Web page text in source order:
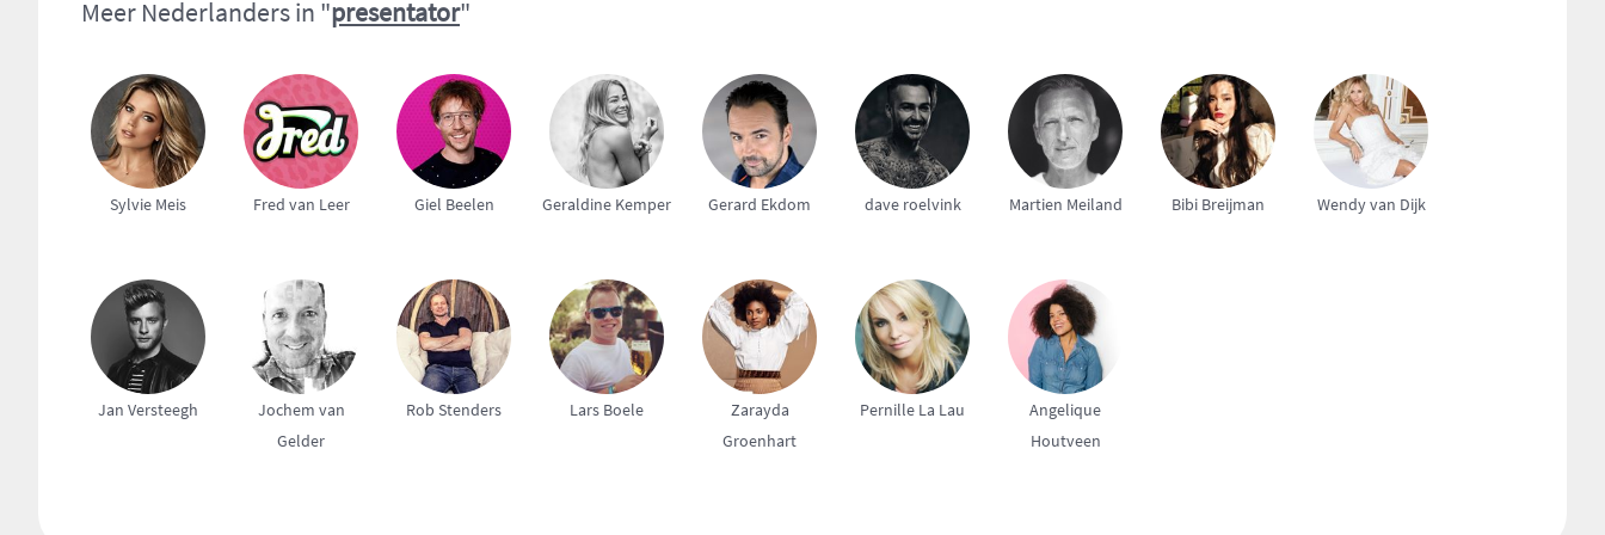
Meer Nederlanders in "presentator"
Sylvie Meis Fred van Leer Giel Beelen Geraldine Kemper Gerard Ekdom dave roelvink Martien Meiland Bibi Breijman Wendy van Dijk
Jan Versteegh
Jochem van
Gelder
Rob Stenders Lars Boele
Zarayda
Groenhart
Pernille La Lau
Angelique
Houtveen